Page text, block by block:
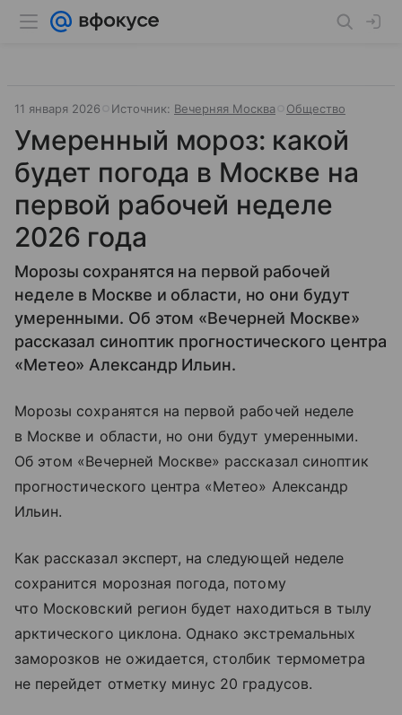
11 января 2026 Источник: Вечерняя Москва Общество
Умеренный мороз: какой
будет погода в Москве на
первой рабочей неделе
2026 года
Морозы сохранятся на первой рабочей
неделе в Москве и области, но они будут
умеренными. Об этом «Вечерней Москве»
рассказал синоптик прогностического центра
«Метео» Александр Ильин.
Морозы сохранятся на первой рабочей неделе
в Москве и области, но они будут умеренными.
Об этом «Вечерней Москве» рассказал синоптик
прогностического центра «Метео» Александр
Ильин.
Как рассказал эксперт, на следующей неделе
сохранится морозная погода, потому
что Московский регион будет находиться в тылу
арктического циклона. Однако экстремальных
заморозков не ожидается, столбик термометра
не перейдет отметку минус 20 градусов.